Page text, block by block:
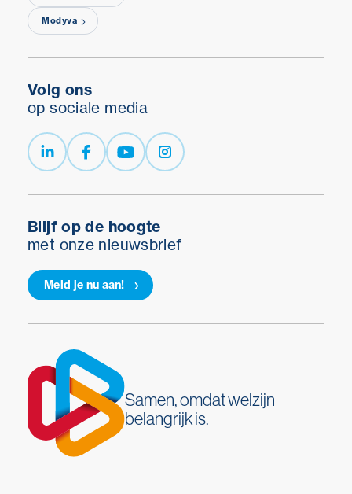
Modyva
Blijf op de hoogte
met onze nieuwsbrief
Meld je nu aan!
Volg ons
op sociale media
Samen, omdat welzijn
belangrijk is.